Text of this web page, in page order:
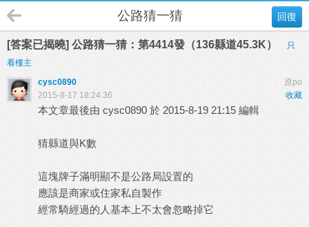
回復
公路猜一猜
[答案已揭曉] 公路猜一猜：第4414發（136縣道45.3K）
只
看樓主
原po
cysc0890
收藏
2015-8-17 18:24:36
本文章最後由 cysc0890 於 2015-8-19 21:15 編輯
猜縣道與K數
這塊牌子滿明顯不是公路局設置的
應該是商家或住家私自製作
經常騎經過的人基本上不太會忽略掉它